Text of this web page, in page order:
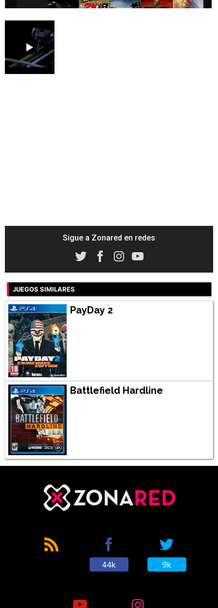
Sigue a Zonared en redes
JUEGOS SIMILARES
PayDay 2
Battlefield Hardline
44k 9k